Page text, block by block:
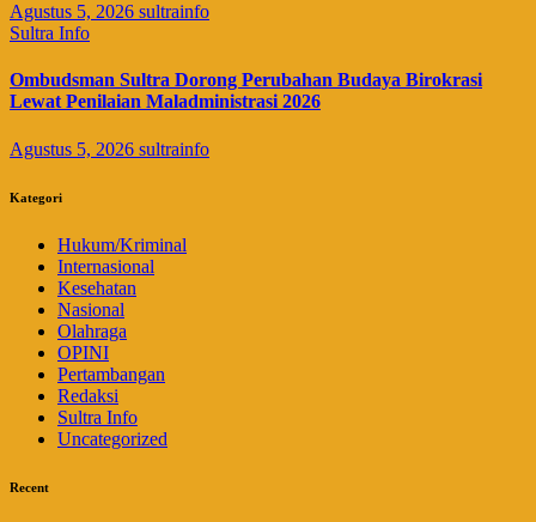
Agustus 5, 2026 sultrainfo
Sultra Info
Ombudsman Sultra Dorong Perubahan Budaya Birokrasi
Lewat Penilaian Maladministrasi 2026
Agustus 5, 2026 sultrainfo
Kategori
Hukum/Kriminal
Internasional
Kesehatan
Nasional
Olahraga
OPINI
Pertambangan
Redaksi
Sultra Info
Uncategorized
Recent